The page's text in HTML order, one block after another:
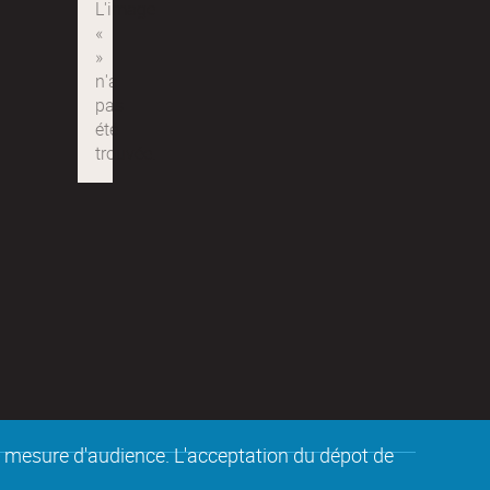
d'audience. L'acceptation du dépot de